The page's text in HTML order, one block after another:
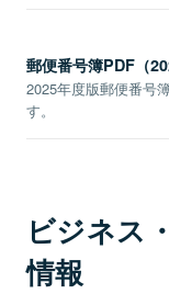
郵便番号簿PDF（
2025年度版郵便番号
す。
ビジネス
情報